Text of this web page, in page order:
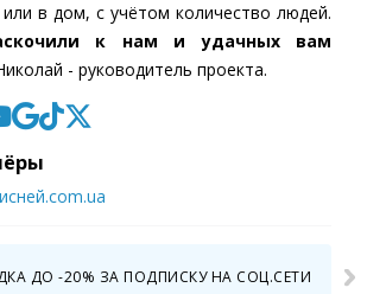
в дом, с учётом количество людей.
к нам и удачных вам
- руководитель проекта.
ДО -20% ЗА ПОДПИСКУ НА СОЦ.СЕТИ